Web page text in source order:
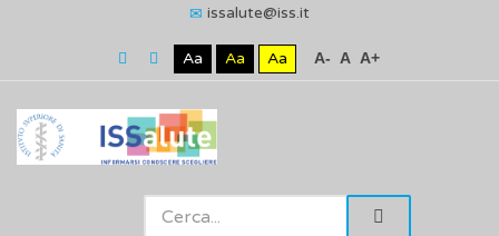
issalute@iss.it
Aa Aa Aa A- A A+